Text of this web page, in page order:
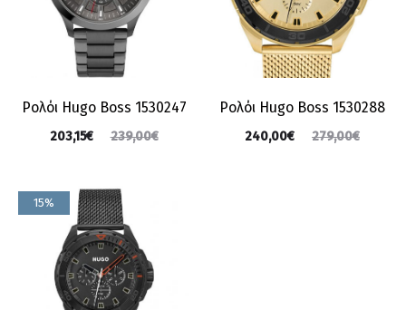
Ρολόι Hugo Boss 1530247
239,00€
203,15€
Ρολόι Hugo Boss 1530288
279,00€
240,00€
15%